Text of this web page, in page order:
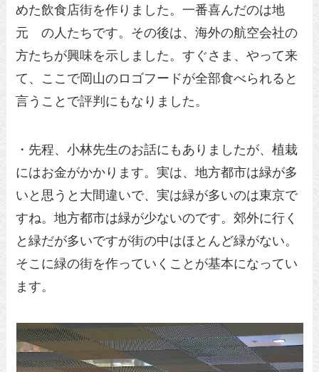
めた飲食店街を作りました。一番喜んだのは地
元 の人たちです。その後は、海外の航空会社の
方たちが興味を示しました。すぐさま、やって来
て、ここで岡山のロゴフードが全部食べられると
言うことで評判にもなりました。
・先程、小林先生のお話にもありましたが、植栽
にはお金がかかります。実は、地方都市は緑が多
いと思うと大間違いで、実は緑が多いのは東京で
すね。地方都市は緑が少ないのです。郊外に行く
と緑だが多いですが街の中はほとんど緑がない。
そこに緑の街を作っていくことが基本になってい
ます。